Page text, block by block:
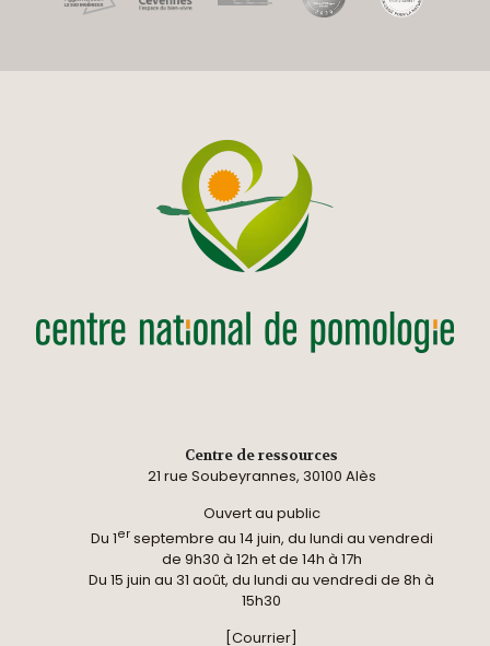
Centre de ressources
21 rue Soubeyrannes, 30100 Alès
Ouvert au public
Du 1erseptembre au 14 juin, du lundi au vendredi
de 9h30 à 12h et de 14h à 17h
Du 15 juin au 31 août, du lundi au vendredi de 8h à
15h30
[Courrier]